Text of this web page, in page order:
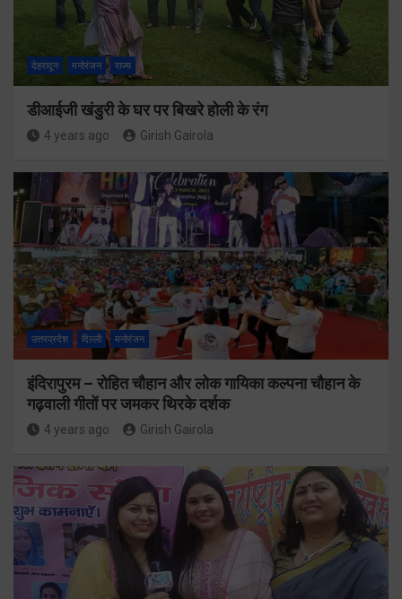
देहरादून मनोरंजन राज्य
डीआईजी खंडुरी के घर पर बिखरे होली के रंग
4 years ago Girish Gairola
उत्तरप्रदेश दिल्ली मनोरंजन
इंदिरापुरम – रोहित चौहान और लोक गायिका कल्पना चौहान के
गढ़वाली गीतों पर जमकर थिरके दर्शक
4 years ago Girish Gairola